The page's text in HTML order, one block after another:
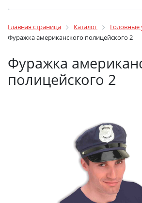
Главная страница Каталог
Головные
Фуражка американского полицейского 2
Фуражка
полицейского 2